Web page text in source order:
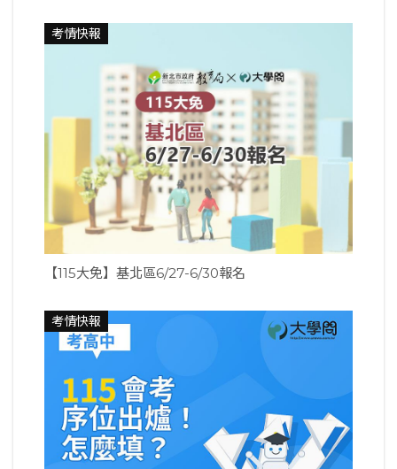
考情快報
【115大免】基北區6/27-6/30報名
考情快報